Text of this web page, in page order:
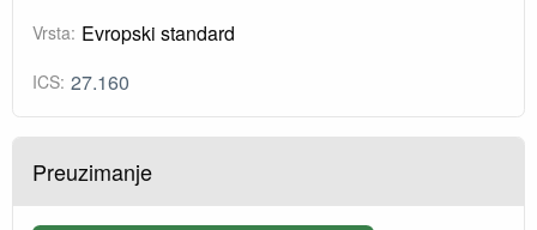
Vrsta: Evropski standard
ICS: 27.160
Preuzimanje